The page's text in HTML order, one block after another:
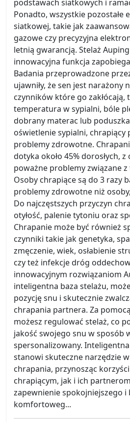
podstawach siatkowych i
Ponadto, wszystkie pozostałe
siatkowej, takie jak
gazowe czy precyzyjna
letnią gwarancją. Stelaż
innowacyjna funkcja
Badania przeprowadzone
ujawniły, że sen jest narażony
czynników które go zakłócają,
temperatura w sypialni, bóle
dobrany materac lub
oświetlenie sypialni, chrapiący
problemy zdrowotne.
dotyka około 45% dorosłych, z
poważne problemy związane
Osoby chrapiące są do 3 razy
problemy zdrowotne niż
Do najczęstszych przyczyn
otyłość, palenie tytoniu oraz
Chrapanie może być również
czynniki takie jak genetyka,
zmęczenie, wiek, osłabienie
czy też infekcje dróg
innowacyjnym rozwiązaniom
inteligentna baza stelażu,
pozycję snu i skutecznie
chrapania partnera. Za
możesz regulować stelaż, co
jakość swojego snu w sposób
spersonalizowany.
stanowi skuteczne narzędzie
chrapania, przynosząc
chrapiącym, jak i ich
zapewnienie spokojniejszego i
komfortoweg...